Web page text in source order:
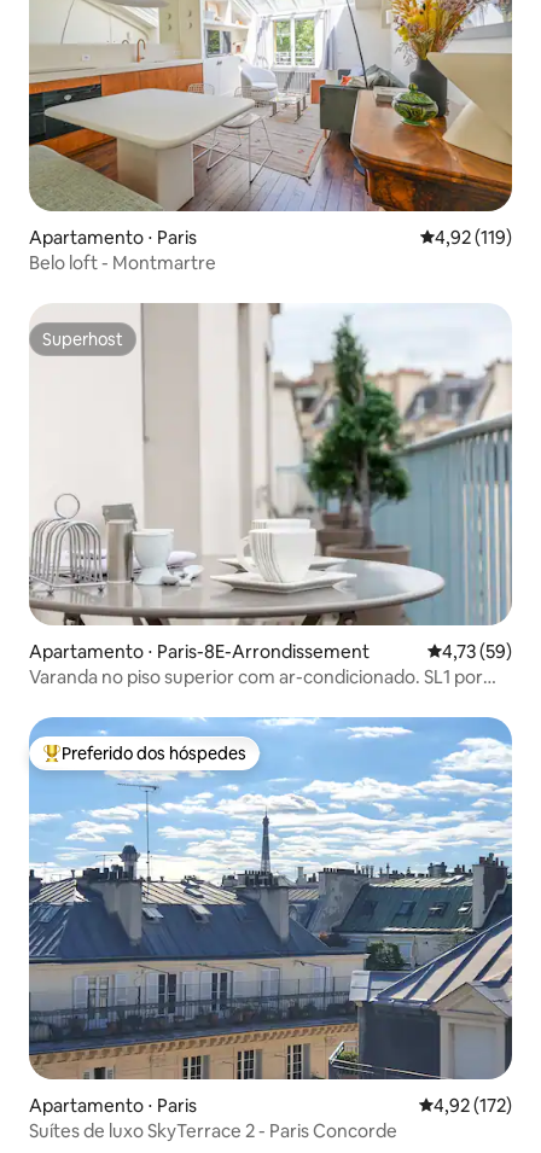
Apartamento ⋅ Paris 4,92 de uma
4,92 (119)
Belo loft - Montmartre
Superhost
Superhost
Apartamento ⋅ Paris-8E-Arrondissement 4,73 de uma
4,73 (59)
Varanda no piso superior com ar-condicionado. SL1 por
Entre os melhores preferidos dos hóspedes
Preferido dos hóspedes
Apartamento ⋅ Paris 4,92 de uma
4,92 (172)
Suítes de luxo SkyTerrace 2 - Paris Concorde